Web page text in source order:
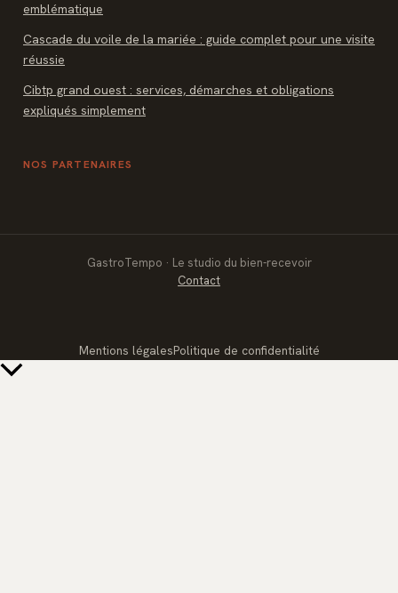
emblématique
Cascade du voile de la mariée : guide complet pour une visite
réussie
Cibtp grand ouest : services, démarches et obligations
expliqués simplement
NOS PARTENAIRES
GastroTempo · Le studio du bien-recevoir
Contact
Mentions légalesPolitique de confidentialité